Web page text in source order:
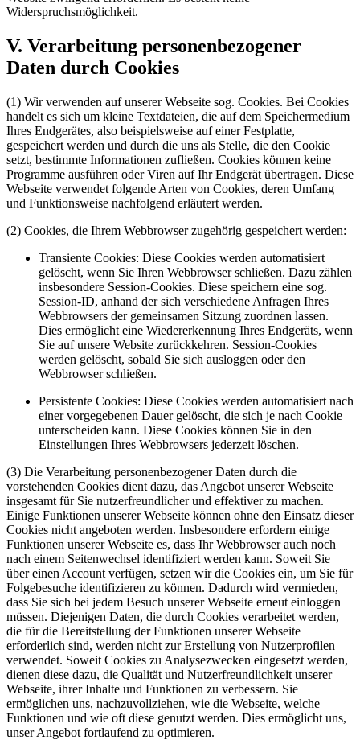
Widerspruchsmöglichkeit.
V. Verarbeitung personenbezogener
Daten durch Cookies
(1) Wir verwenden auf unserer Webseite sog. Cookies. Bei Cookies
handelt es sich um kleine Textdateien, die auf dem Speichermedium
Ihres Endgerätes, also beispielsweise auf einer Festplatte,
gespeichert werden und durch die uns als Stelle, die den Cookie
setzt, bestimmte Informationen zufließen. Cookies können keine
Programme ausführen oder Viren auf Ihr Endgerät übertragen. Diese
Webseite verwendet folgende Arten von Cookies, deren Umfang
und Funktionsweise nachfolgend erläutert werden.
(2) Cookies, die Ihrem Webbrowser zugehörig gespeichert werden:
Transiente Cookies: Diese Cookies werden automatisiert
gelöscht, wenn Sie Ihren Webbrowser schließen. Dazu zählen
insbesondere Session-Cookies. Diese speichern eine sog.
Session-ID, anhand der sich verschiedene Anfragen Ihres
Webbrowsers der gemeinsamen Sitzung zuordnen lassen.
Dies ermöglicht eine Wiedererkennung Ihres Endgeräts, wenn
Sie auf unsere Website zurückkehren. Session-Cookies
werden gelöscht, sobald Sie sich ausloggen oder den
Webbrowser schließen.
Persistente Cookies: Diese Cookies werden automatisiert nach
einer vorgegebenen Dauer gelöscht, die sich je nach Cookie
unterscheiden kann. Diese Cookies können Sie in den
Einstellungen Ihres Webbrowsers jederzeit löschen.
(3) Die Verarbeitung personenbezogener Daten durch die
vorstehenden Cookies dient dazu, das Angebot unserer Webseite
insgesamt für Sie nutzerfreundlicher und effektiver zu machen.
Einige Funktionen unserer Webseite können ohne den Einsatz dieser
Cookies nicht angeboten werden. Insbesondere erfordern einige
Funktionen unserer Webseite es, dass Ihr Webbrowser auch noch
nach einem Seitenwechsel identifiziert werden kann. Soweit Sie
über einen Account verfügen, setzen wir die Cookies ein, um Sie für
Folgebesuche identifizieren zu können. Dadurch wird vermieden,
dass Sie sich bei jedem Besuch unserer Webseite erneut einloggen
müssen. Diejenigen Daten, die durch Cookies verarbeitet werden,
die für die Bereitstellung der Funktionen unserer Webseite
erforderlich sind, werden nicht zur Erstellung von Nutzerprofilen
verwendet. Soweit Cookies zu Analysezwecken eingesetzt werden,
dienen diese dazu, die Qualität und Nutzerfreundlichkeit unserer
Webseite, ihrer Inhalte und Funktionen zu verbessern. Sie
ermöglichen uns, nachzuvollziehen, wie die Webseite, welche
Funktionen und wie oft diese genutzt werden. Dies ermöglicht uns,
unser Angebot fortlaufend zu optimieren.